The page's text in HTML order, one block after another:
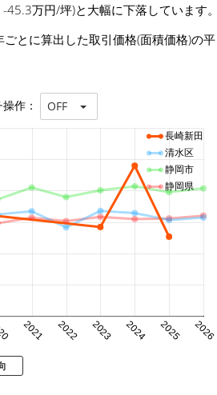
-45.3万円/坪)と大幅に下落しています。
ごとに算出した取引価格(面積価格)の平
作： OFF
2021 2022 2023 2024 2025 2026
長崎新田
清水区
静岡市
静岡県